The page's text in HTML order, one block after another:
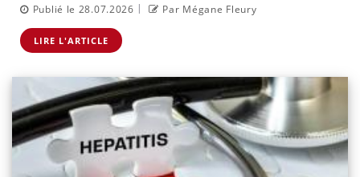
Publié le 28.07.2026 | Par Mégane Fleury
LIRE L'ARTICLE